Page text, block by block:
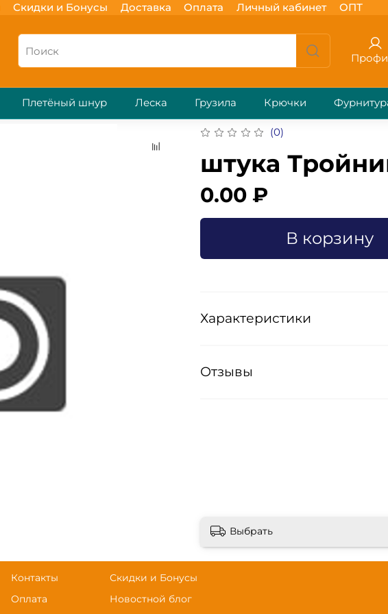
Скидки и Бонусы Доставка Оплата Личный кабинет ОПТ
Плетёный шнур Леска Грузила Крючки
(0)
штука
0.00 ₽
В корзину
Характеристики
Отзывы
Выбрать
Контакты
Оплата
Скидки и Бонусы
Новостной блог